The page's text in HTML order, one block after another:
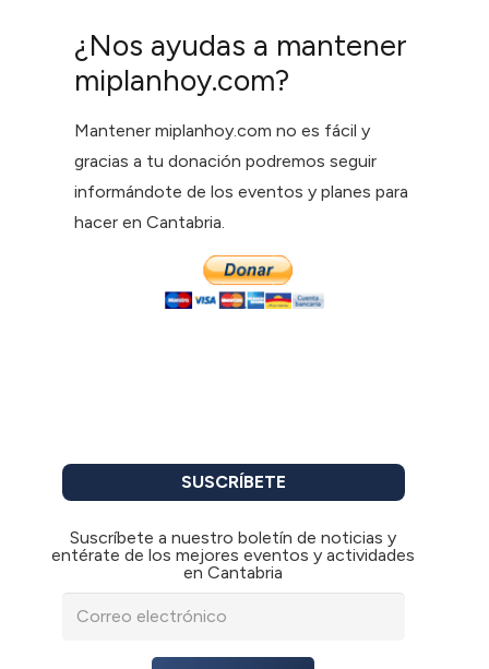
¿Nos ayudas a mantener
miplanhoy.com?
Mantener miplanhoy.com no es fácil y
gracias a tu donación podremos seguir
informándote de los eventos y planes para
hacer en Cantabria.
SUSCRÍBETE
Suscríbete a nuestro boletín de noticias y
entérate de los mejores eventos y actividades
en Cantabria